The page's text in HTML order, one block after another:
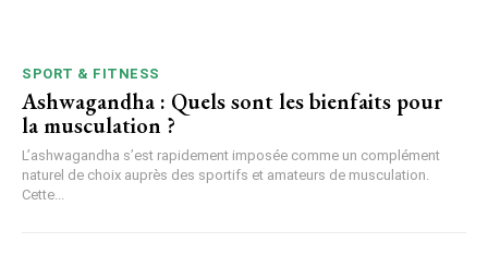
SPORT & FITNESS
Ashwagandha : Quels sont les bienfaits pour
la musculation ?
L’ashwagandha s’est rapidement imposée comme un complément
naturel de choix auprès des sportifs et amateurs de musculation.
Cette...